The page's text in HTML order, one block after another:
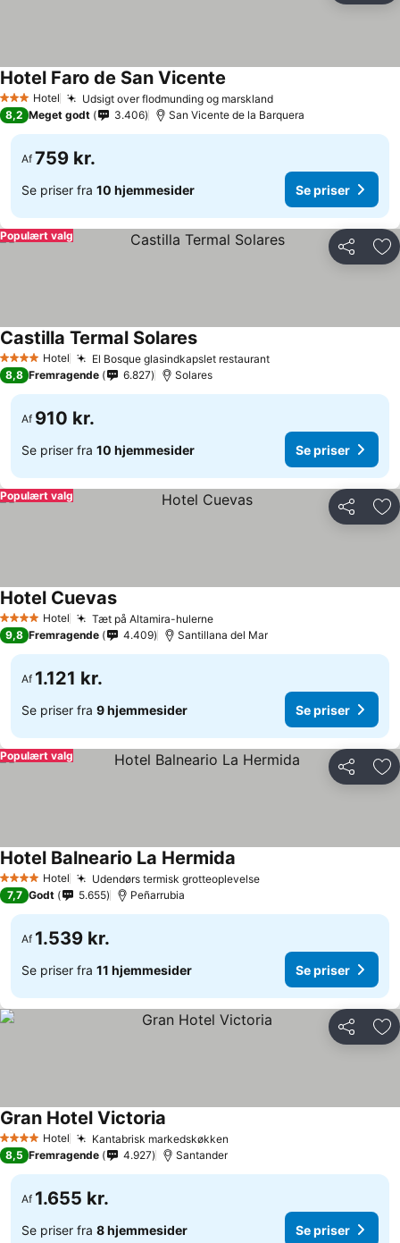
3 StjernerHotel Udsigt over flodmunding og marsklandSe priser
Hotel Faro de San Vicente
8,2 Meget godt 3.406 San Vicente de la Barquera
Af 759 kr.
Se priser fra 10 hjemmesider Se priser
Del
Populært valg
4 StjernerHotel El Bosque glasindkapslet restaurantSe priser
Castilla Termal SolaresSe priser
8,8 Fremragende 6.827 Solares
Af 910 kr.
Se priser fra 10 hjemmesider Se priser
Del
Populært valg
4 StjernerHotel Tæt på Altamira-hulerneSe priser
Hotel CuevasSe priser
9,8 Fremragende 4.409 Santillana del Mar
Af 1.121 kr.
Se priser fra 9 hjemmesider Se priser
Del
Populært valg
4 StjernerHotel Udendørs termisk grotteoplevelseSe priser
Hotel Balneario La Hermida
7,7 Godt 5.655 Peñarrubia
Af 1.539 kr.
Se priser fra 11 hjemmesider Se priser
Del
4 StjernerHotel Kantabrisk markedskøkken
Gran Hotel Victoria
8,5 Fremragende 4.927 Santander
Af 1.655 kr.
Se priser fra 8 hjemmesider Se priser